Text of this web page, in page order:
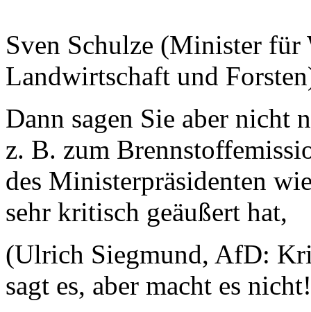
Sven Schulze (Minister für
Landwirtschaft und
Dann sagen Sie aber nicht
z. B. zum
des Ministerpräsidenten
sehr kritisch geäußert hat,
(Ulrich Siegmund, AfD:
sagt es, aber macht es